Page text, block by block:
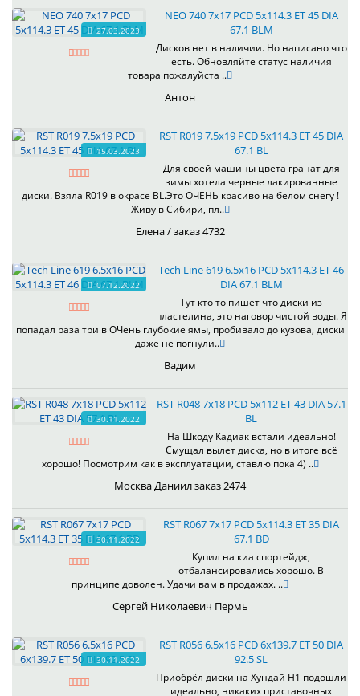
27.03.2023
NEO 740 7x17 PCD 5x114.3 ET 45 DIA
67.1 BLM
Дисков нет в наличии. Но написано что
есть. Обновляйте статус наличия
товара пожалуйста ..
Антон
15.03.2023
RST R019 7.5x19 PCD 5x114.3 ET 45 DIA
67.1 BL
Для своей машины цвета гранат для
зимы хотела черные лакированные
диски. Взяла R019 в окрасе BL.Это ОЧЕНЬ красиво на белом снегу !
Живу в Сибири, пл..
Елена / заказ 4732
07.12.2022
Tech Line 619 6.5x16 PCD 5x114.3 ET 46
DIA 67.1 BLM
Тут кто то пишет что диски из
пластелина, это наговор чистой воды. Я
попадал раза три в ОЧень глубокие ямы, пробивало до кузова, диски
даже не погнули..
Вадим
30.11.2022
RST R048 7x18 PCD 5x112 ET 43 DIA 57.1
BL
На Шкоду Кадиак встали идеально!
Смущал вылет диска, но в итоге всё
хорошо! Посмотрим как в эксплуатации, ставлю пока 4) ..
Москва Даниил заказ 2474
30.11.2022
RST R067 7x17 PCD 5x114.3 ET 35 DIA
67.1 BD
Купил на киа спортейдж,
отбалансировались хорошо. В
принципе доволен. Удачи вам в продажах. ..
Сергей Николаевич Пермь
30.11.2022
RST R056 6.5x16 PCD 6x139.7 ET 50 DIA
92.5 SL
Приобрёл диски на Хундай H1 подошли
идеально, никаких приставочных